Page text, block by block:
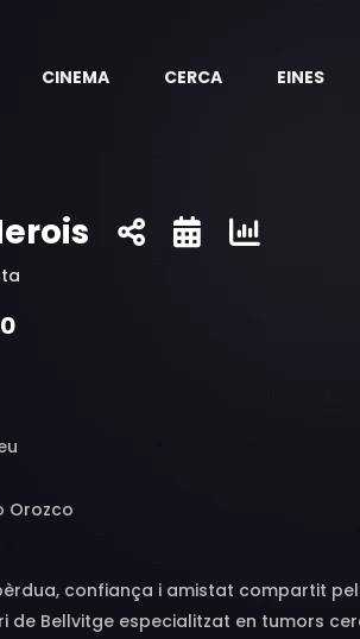
CINEMA CERCA EINES
Orozco
confiança i amistat compartit
de Bellvitge especialitzat en tumors